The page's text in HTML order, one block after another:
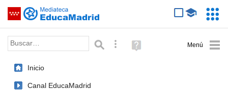
Saltar navegación
Palabra o frase: Búsqueda avanzada
Ayuda
(en
Inicio
Canal EducaMadrid